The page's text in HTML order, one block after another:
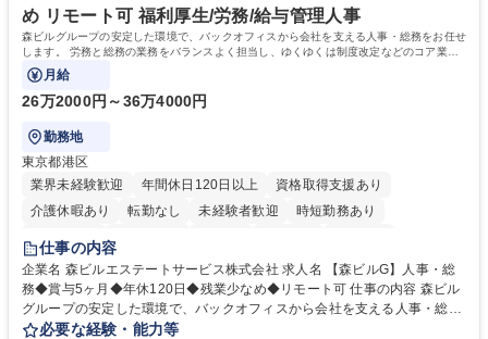
め リモート可 福利厚生/労務/給与管理人事
森ビルグループの安定した環境で、バックオフィスから会社を支える人事・総務をお任せ
します。 労務と総務の業務をバランスよく担当し、ゆくゆくは制度改定などのコア業務
にも挑戦できる、やりがいある環境です。
月給
26万2000円～36万4000円
勤務地
東京都港区
業界未経験歓迎
年間休日120日以上
資格取得支援あり
介護休暇あり
転勤なし 未経験者歓迎
時短勤務あり
経験者歓迎
完全週休2日制
交通費支給 長期歓迎 駅近5分以内 土日祝休み
仕事の内容
企業名 森ビルエステートサービス株式会社 求人名 【森ビルG】人事・総
務◆賞与5ヶ月◆年休120日◆残業少なめ◆リモート可 仕事の内容 森ビル
グループの安定した環境で、バックオフィスから会社を支える人事・総務
をお任せします。 労務と総務の業務をバランスよく担当し、ゆくゆくは制
必要な経験・能力等